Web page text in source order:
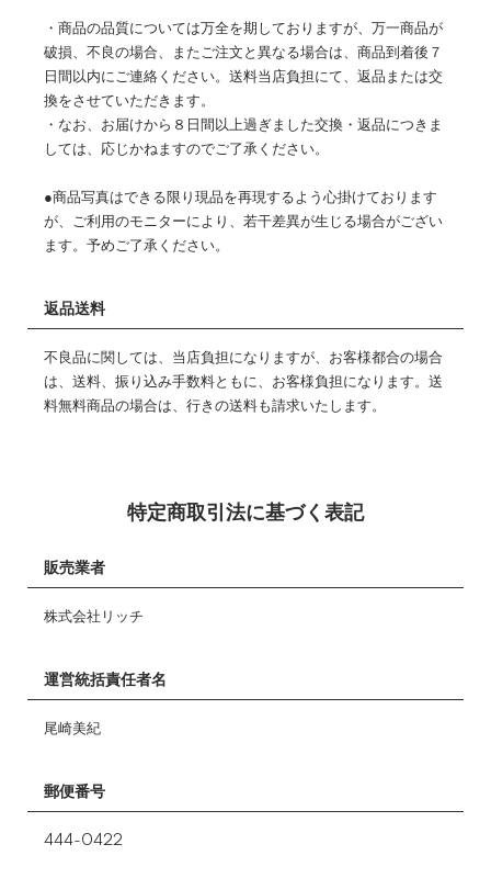
・商品の品質については万全を期しておりますが、万一商品が
破損、不良の場合、またご注文と異なる場合は、商品到着後７
日間以内にご連絡ください。送料当店負担にて、返品または交
換をさせていただきます。
・なお、お届けから８日間以上過ぎました交換・返品につきま
しては、応じかねますのでご了承ください。
●商品写真はできる限り現品を再現するよう心掛けております
が、ご利用のモニターにより、若干差異が生じる場合がござい
ます。予めご了承ください。
返品送料
不良品に関しては、当店負担になりますが、お客様都合の場合
は、送料、振り込み手数料ともに、お客様負担になります。送
料無料商品の場合は、行きの送料も請求いたします。
特定商取引法に基づく表記
販売業者
株式会社リッチ
運営統括責任者名
尾崎美紀
郵便番号
444-0422